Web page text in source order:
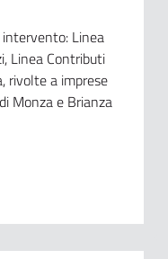
Linea
Linea Contributi
rivolte a imprese
Monza e Brianza